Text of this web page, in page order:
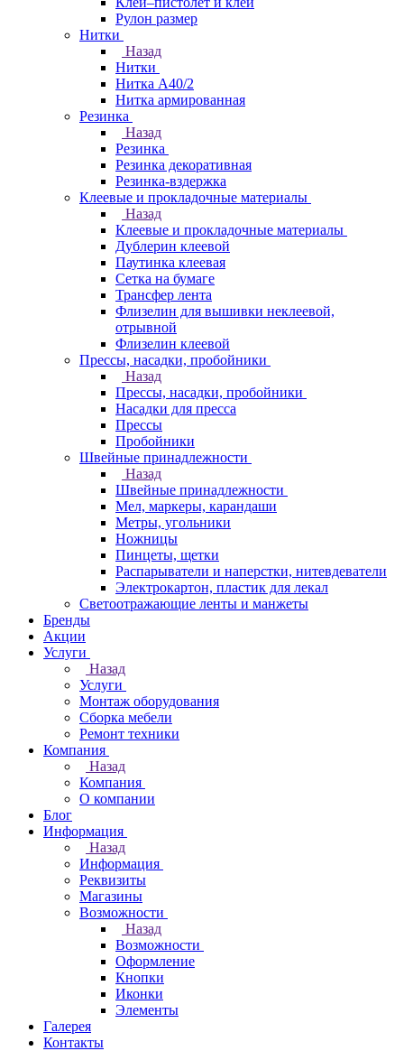
Рулон размер
Нитки
Назад
Нитки
Нитка А40/2
Нитка армированная
Резинка
Назад
Резинка
Резинка декоративная
Резинка-вздержка
Клеевые и прокладочные материалы
Назад
Клеевые и прокладочные материалы
Дублерин клеевой
Паутинка клеевая
Сетка на бумаге
Трансфер лента
Флизелин для вышивки неклеевой,
отрывной
Флизелин клеевой
Прессы, насадки, пробойники
Назад
Прессы, насадки, пробойники
Насадки для пресса
Прессы
Пробойники
Швейные принадлежности
Назад
Швейные принадлежности
Мел, маркеры, карандаши
Метры, угольники
Ножницы
Пинцеты, щетки
Распарыватели и наперстки, нитевдеватели
Электрокартон, пластик для лекал
Светоотражающие ленты и манжеты
Бренды
Акции
Услуги
Назад
Услуги
Монтаж оборудования
Сборка мебели
Ремонт техники
Компания
Назад
Компания
О компании
Блог
Информация
Назад
Информация
Реквизиты
Магазины
Возможности
Назад
Возможности
Оформление
Кнопки
Иконки
Элементы
Галерея
Контакты